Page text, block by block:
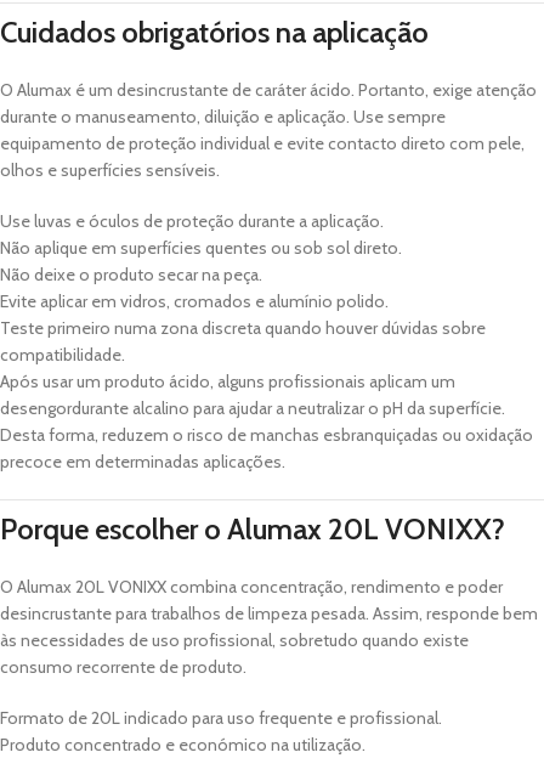
Cuidados obrigatórios na aplicação
O Alumax é um desincrustante de caráter ácido. Portanto, exige atenção
durante o manuseamento, diluição e aplicação. Use sempre
equipamento de proteção individual e evite contacto direto com pele,
olhos e superfícies sensíveis.
Use luvas e óculos de proteção durante a aplicação.
Não aplique em superfícies quentes ou sob sol direto.
Não deixe o produto secar na peça.
Evite aplicar em vidros, cromados e alumínio polido.
Teste primeiro numa zona discreta quando houver dúvidas sobre
compatibilidade.
Após usar um produto ácido, alguns profissionais aplicam um
desengordurante alcalino para ajudar a neutralizar o pH da superfície.
Desta forma, reduzem o risco de manchas esbranquiçadas ou oxidação
precoce em determinadas aplicações.
Porque escolher o Alumax 20L VONIXX?
O Alumax 20L VONIXX combina concentração, rendimento e poder
desincrustante para trabalhos de limpeza pesada. Assim, responde bem
às necessidades de uso profissional, sobretudo quando existe
consumo recorrente de produto.
Formato de 20L indicado para uso frequente e profissional.
Produto concentrado e económico na utilização.